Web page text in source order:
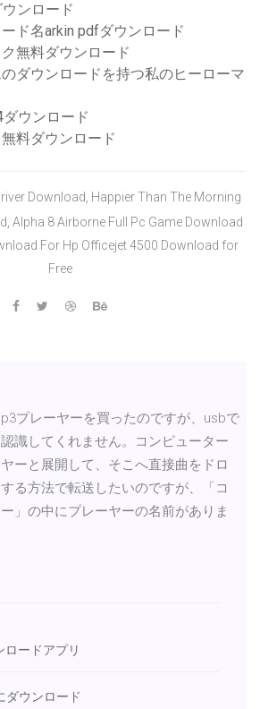
ンロード
ド名arkin pdfダウンロード
無料ダウンロード
ダウンロードを持つ私のヒーローマ
ダウンロード
料ダウンロード
Download, Happier Than The Morning
Alpha 8 Airborne Full Pc Game Download
For Hp Officejet 4500 Download for
Free
プレーヤーを買ったのですが、usbで
識してくれません。コンピューター
ーと展開して、そこへ直接曲をドロ
る方法で転送したいのですが、「コ
」の中にプレーヤーの名前がありま
ードアプリ
ダウンロード